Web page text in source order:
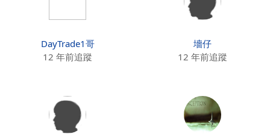
DayTrade1哥
12 年前追蹤
墻仔
12 年前追蹤